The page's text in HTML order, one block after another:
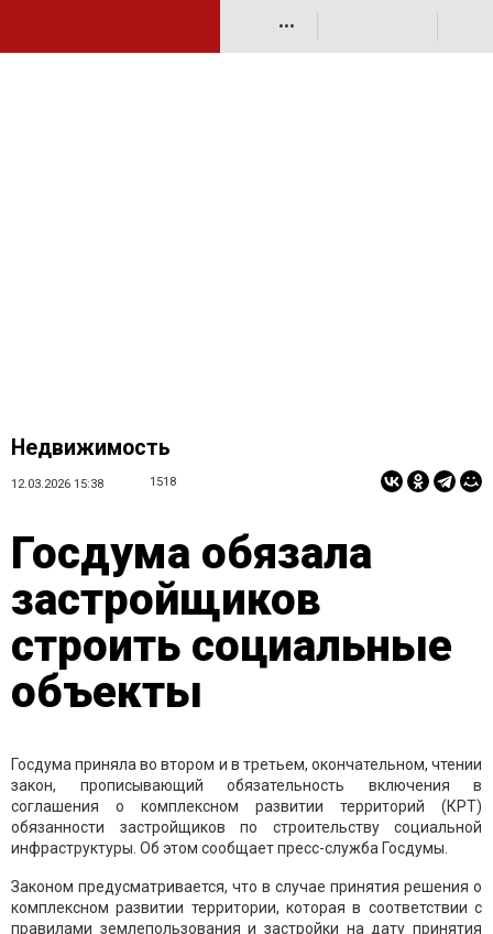
•••
Недвижимость
12.03.2026 15:38 1518
Госдума обязала
застройщиков
строить социальные
объекты
Госдума приняла во втором и в третьем, окончательном, чтении
закон, прописывающий обязательность включения в
соглашения о комплексном развитии территорий (КРТ)
обязанности застройщиков по строительству социальной
инфраструктуры. Об этом сообщает пресс-служба Госдумы.
Законом предусматривается, что в случае принятия решения о
комплексном развитии территории, которая в соответствии с
правилами землепользования и застройки на дату принятия